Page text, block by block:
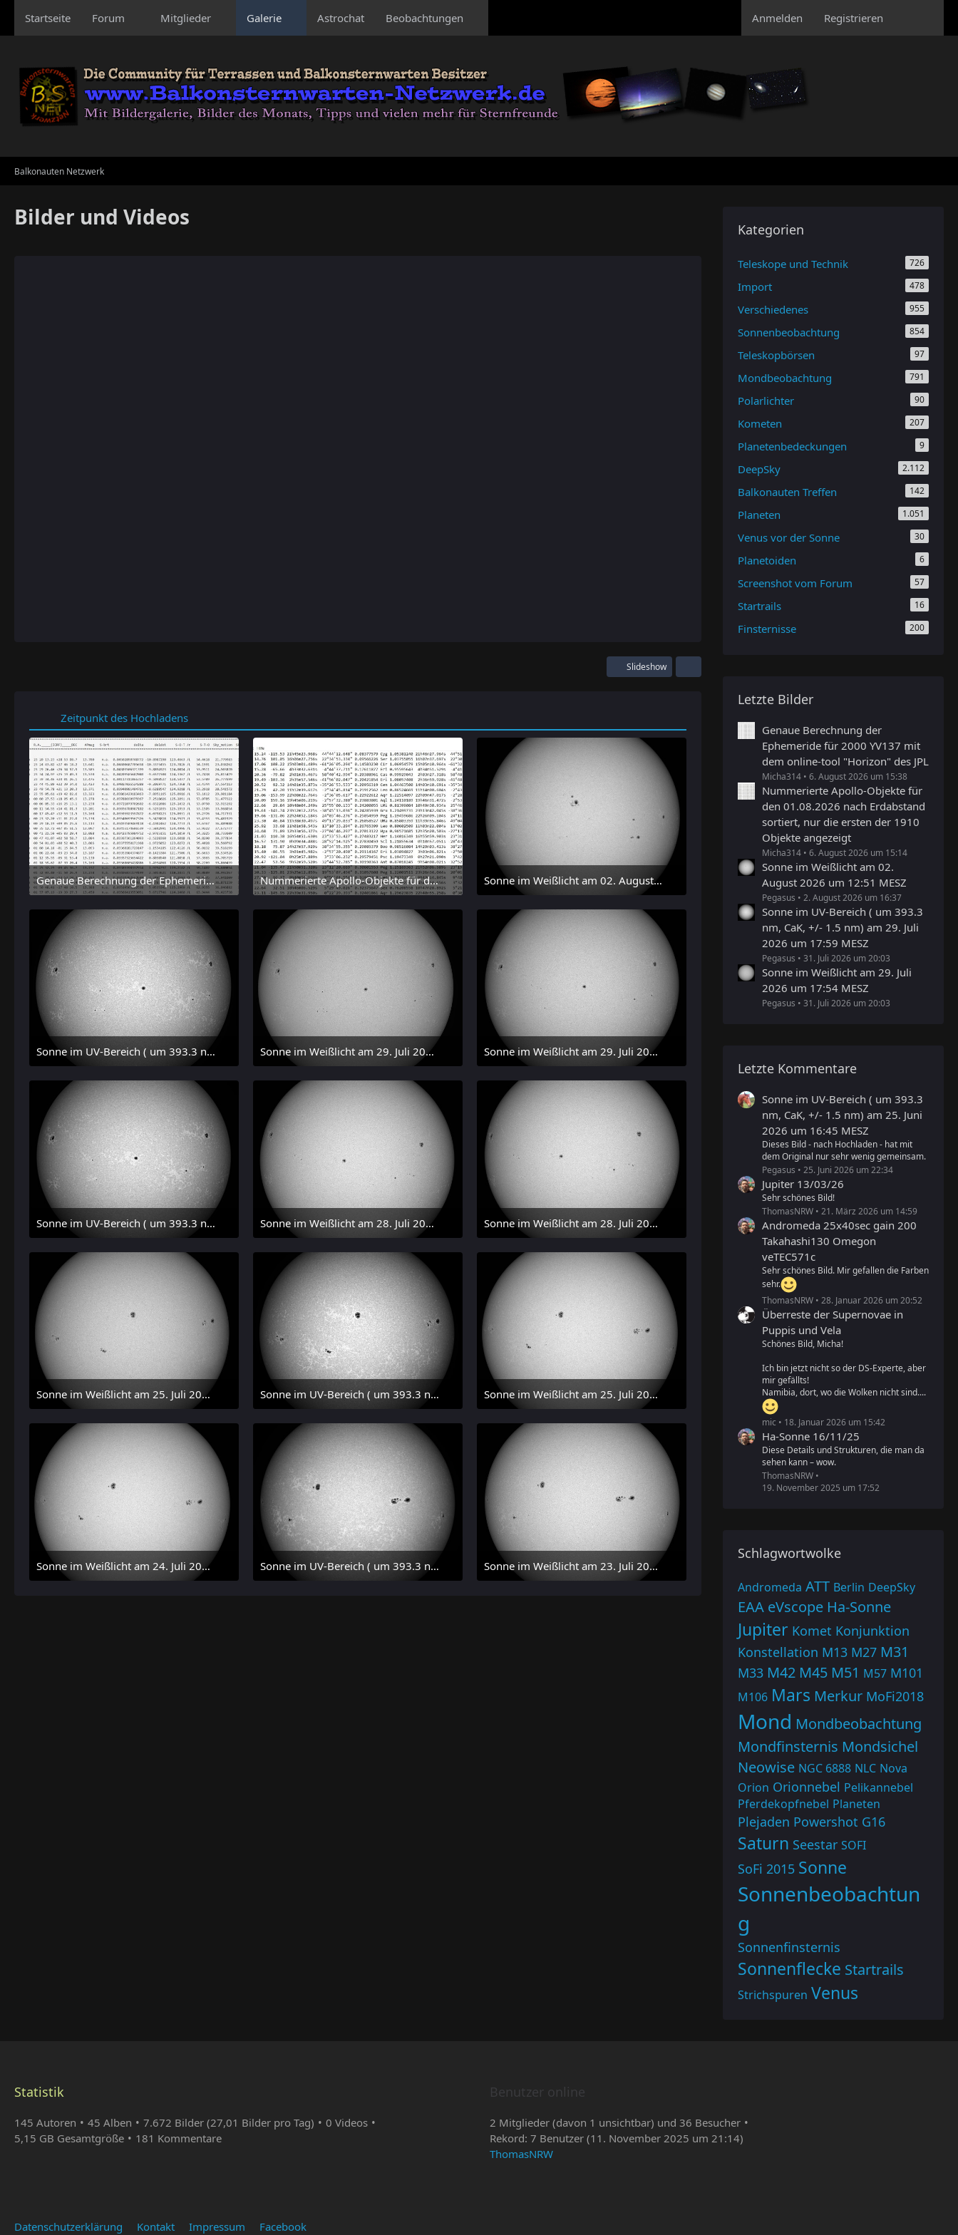
Startseite Forum Mitglieder Galerie Astrochat Beobachtungen Anmelden Registrieren
Balkonauten Netzwerk
Bilder und Videos
Slideshow
Zeitpunkt des Hochladens
Genaue Berechnung der Ephemeride für 2000 YV137 mit dem online-tool "Horizon" des JPL
6. August 2026 um 15:38
Nummerierte Apollo-Objekte für den 01.08.2026 nach Erdabstand sortiert, nur die ersten der 1910 Objekte angezeigt
6. August 2026 um 15:14
Sonne im Weißlicht am 02. August 2026 um 12:51 MESZ
2. August 2026 um 16:37
Sonne im UV-Bereich ( um 393.3 nm, CaK, +/- 1.5 nm) am 29. Juli 2026 um 17:59 MESZ
31. Juli 2026 um 20:03
Sonne im Weißlicht am 29. Juli 2026 um 17:54 MESZ
31. Juli 2026 um 20:03
Sonne im Weißlicht am 29. Juli 2026 um 09:58 MESZ
31. Juli 2026 um 20:03
Sonne im UV-Bereich ( um 393.3 nm, CaK, +/- 1.5 nm) am 29. Juli 2026 um 09:50 MESZ
31. Juli 2026 um 20:03
Sonne im Weißlicht am 28. Juli 2026 um 17:59 MESZ
31. Juli 2026 um 20:03
Sonne im Weißlicht am 28. Juli 2026 um 09:32 MESZ
31. Juli 2026 um 20:03
Sonne im Weißlicht am 25. Juli 2026 um 15:28 MESZ
27. Juli 2026 um 21:15
Sonne im UV-Bereich ( um 393.3 nm, CaK, +/- 1.5 nm) am 25. Juli 2026 um 15:32 MESZ
27. Juli 2026 um 20:32
Sonne im Weißlicht am 25. Juli 2026 um 15:28 MESZ
27. Juli 2026 um 20:29
Sonne im Weißlicht am 24. Juli 2026 um 15:31 MESZ
24. Juli 2026 um 21:45
Sonne im UV-Bereich ( um 393.3 nm, CaK, +/- 1.5 nm) am 23. Juli 2026 um 16:15 MESZ
24. Juli 2026 um 20:42
Sonne im Weißlicht am 23. Juli 2026 um 16:07 MESZ
24. Juli 2026 um 20:42
Kategorien
Teleskope und Technik 726
Import 478
Verschiedenes 955
Sonnenbeobachtung 854
Teleskopbörsen 97
Mondbeobachtung 791
Polarlichter 90
Kometen 207
Planetenbedeckungen 9
DeepSky 2.112
Balkonauten Treffen 142
Planeten 1.051
Venus vor der Sonne 30
Planetoiden 6
Screenshot vom Forum 57
Startrails 16
Finsternisse 200
Letzte Bilder
Genaue Berechnung der
Ephemeride für 2000 YV137 mit
dem online-tool "Horizon" des JPL
Micha314 6. August 2026 um 15:38
Nummerierte Apollo-Objekte für
den 01.08.2026 nach Erdabstand
sortiert, nur die ersten der 1910
Objekte angezeigt
Micha314 6. August 2026 um 15:14
Sonne im Weißlicht am 02.
August 2026 um 12:51 MESZ
Pegasus 2. August 2026 um 16:37
Sonne im UV-Bereich ( um 393.3
nm, CaK, +/- 1.5 nm) am 29. Juli
2026 um 17:59 MESZ
Pegasus 31. Juli 2026 um 20:03
Sonne im Weißlicht am 29. Juli
2026 um 17:54 MESZ
Pegasus 31. Juli 2026 um 20:03
Letzte Kommentare
Sonne im UV-Bereich ( um 393.3
nm, CaK, +/- 1.5 nm) am 25. Juni
2026 um 16:45 MESZ
Dieses Bild - nach Hochladen - hat mit
dem Original nur sehr wenig gemeinsam.
Pegasus
25. Juni 2026 um 22:34
Jupiter 13/03/26
Sehr schönes Bild!
ThomasNRW
21. März 2026 um 14:59
Andromeda 25x40sec gain 200
Takahashi130 Omegon
veTEC571c
Sehr schönes Bild. Mir gefallen die Farben
sehr.
ThomasNRW
28. Januar 2026 um 20:52
Überreste der Supernovae in
Puppis und Vela
Schönes Bild, Micha!
Ich bin jetzt nicht so der DS-Experte, aber
mir gefällts!
Namibia, dort, wo die Wolken nicht sind....
mic 18. Januar 2026 um 15:42
Ha-Sonne 16/11/25
Diese Details und Strukturen, die man da
sehen kann – wow.
ThomasNRW
19. November 2025 um 17:52
Schlagwortwolke
Andromeda ATT Berlin DeepSky
EAA eVscope Ha-Sonne
Jupiter Komet Konjunktion
Konstellation M13 M27 M31
M33 M42 M45 M51 M57 M101
M106 Mars Merkur MoFi2018
Mond Mondbeobachtung
Mondfinsternis Mondsichel
Neowise NGC 6888 NLC Nova
Orion Orionnebel Pelikannebel
Pferdekopfnebel Planeten
Plejaden Powershot G16
Saturn Seestar SOFI
SoFi 2015 Sonne
Sonnenbeobachtun
g
Sonnenfinsternis
Sonnenflecke Startrails
Strichspuren Venus
Statistik
145 Autoren 45 Alben 7.672 Bilder (27,01 Bilder pro Tag)
0 Videos
5,15 GB Gesamtgröße
181 Kommentare
Benutzer online
2 Mitglieder (davon 1 unsichtbar) und 36 Besucher
Rekord: 7 Benutzer (11. November 2025 um 21:14)
ThomasNRW
Datenschutzerklärung Kontakt Impressum Facebook